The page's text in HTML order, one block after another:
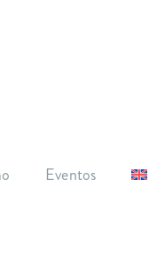
Eventos